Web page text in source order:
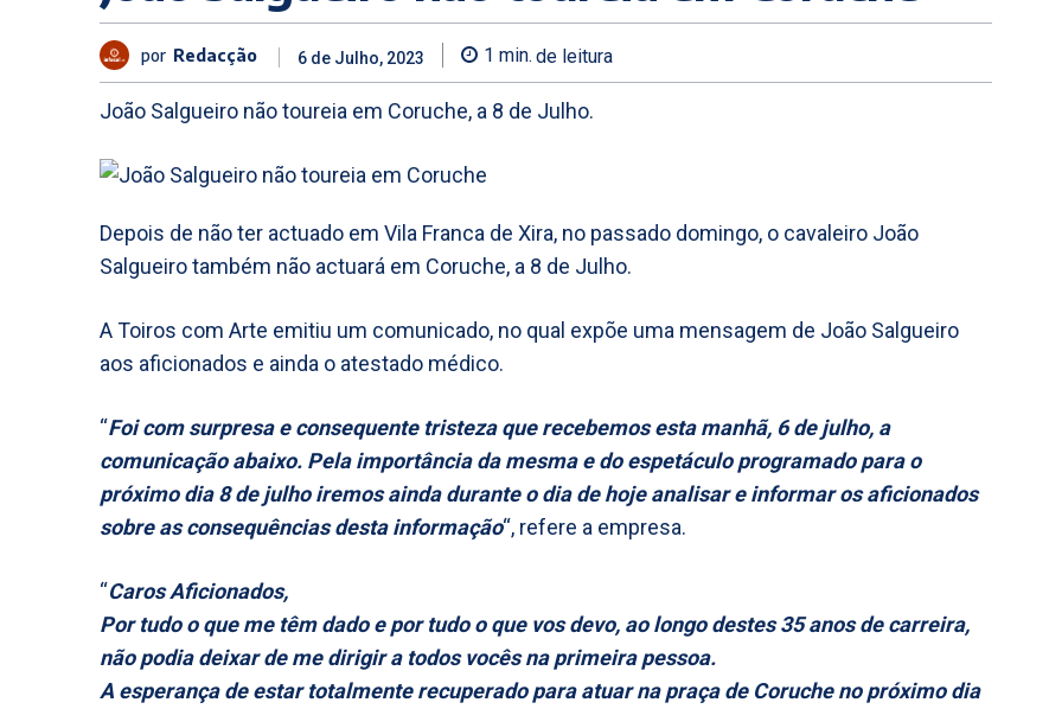
por Redacção 6 de Julho, 2023 1 min. de leitura
João Salgueiro não toureia em Coruche, a 8 de Julho.
Depois de não ter actuado em Vila Franca de Xira, no passado domingo, o cavaleiro João
Salgueiro também não actuará em Coruche, a 8 de Julho.
A Toiros com Arte emitiu um comunicado, no qual expõe uma mensagem de João Salgueiro
aos aficionados e ainda o atestado médico.
“Foi com surpresa e consequente tristeza que recebemos esta manhã, 6 de julho, a
comunicação abaixo. Pela importância da mesma e do espetáculo programado para o
próximo dia 8 de julho iremos ainda durante o dia de hoje analisar e informar os aficionados
sobre as consequências desta informação“, refere a empresa.
“Caros Aficionados,
Por tudo o que me têm dado e por tudo o que vos devo, ao longo destes 35 anos de carreira,
não podia deixar de me dirigir a todos vocês na primeira pessoa.
A esperança de estar totalmente recuperado para atuar na praça de Coruche no próximo dia